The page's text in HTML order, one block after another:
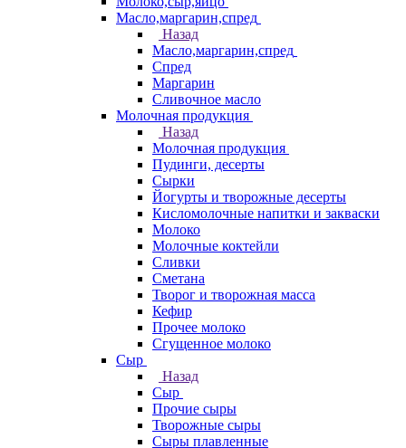
Масло,маргарин,спред
Назад
Масло,маргарин,спред
Спред
Маргарин
Сливочное масло
Молочная продукция
Назад
Молочная продукция
Пудинги, десерты
Сырки
Йогурты и творожные десерты
Кисломолочные напитки и закваски
Молоко
Молочные коктейли
Сливки
Сметана
Творог и творожная масса
Кефир
Прочее молоко
Сгущенное молоко
Сыр
Назад
Сыр
Прочие сыры
Творожные сыры
Сыры плавленные